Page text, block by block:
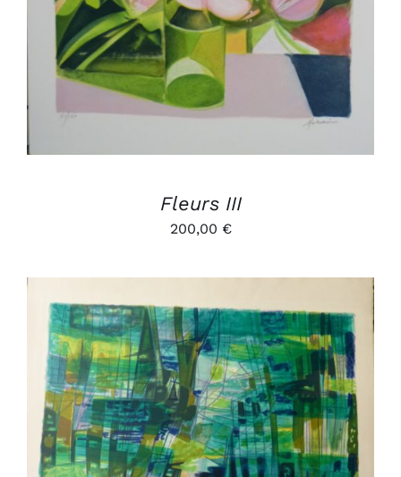
Fleurs III
200,00 €
AJOUTER AU PANIER
/
DÉTAILS